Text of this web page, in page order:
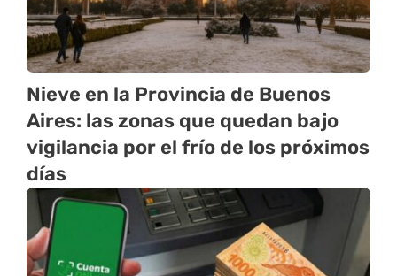
Nieve en la Provincia de Buenos
Aires: las zonas que quedan bajo
vigilancia por el frío de los próximos
días